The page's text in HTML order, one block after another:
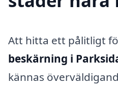
Att hitta ett pålitligt
beskärning i
kännas